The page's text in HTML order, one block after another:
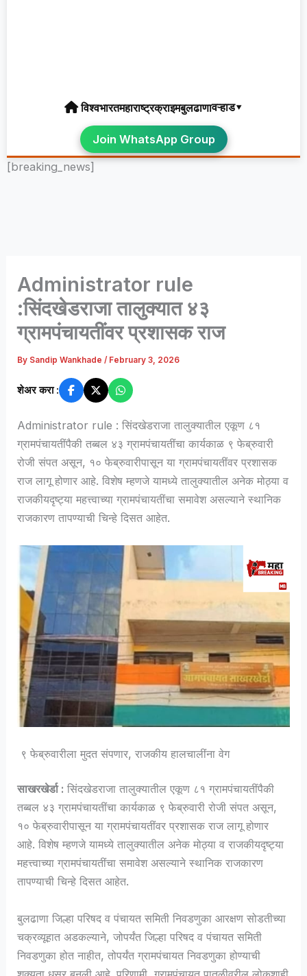
विश्वभारतमहाराष्ट्रक्राइमबुलढाणावऱ्हाड▾
Join WhatsApp Group
[breaking_news]
Administrator rule
:सिंदखेडराजा तालुक्यात ४३
ग्रामपंचायतींवर प्रशासक राज
By Sandip Wankhade/ February 3, 2026
शेअर करा :
Administrator rule : सिंदखेडराजा तालुक्यातील एकूण ८१
ग्रामपंचायतींपैकी तब्बल ४३ ग्रामपंचायतींचा कार्यकाळ ९ फेब्रुवारी
रोजी संपत असून, १० फेब्रुवारीपासून या ग्रामपंचायतींवर प्रशासक
राज लागू होणार आहे. विशेष म्हणजे यामध्ये तालुक्यातील अनेक मोठ्या व
राजकीयदृष्ट्या महत्त्वाच्या ग्रामपंचायतींचा समावेश असल्याने स्थानिक
राजकारण तापण्याची चिन्हे दिसत आहेत.
९ फेब्रुवारीला मुदत संपणार, राजकीय हालचालींना वेग
साखरखेर्डा : सिंदखेडराजा तालुक्यातील एकूण ८१ ग्रामपंचायतींपैकी
तब्बल ४३ ग्रामपंचायतींचा कार्यकाळ ९ फेब्रुवारी रोजी संपत असून,
१० फेब्रुवारीपासून या ग्रामपंचायतींवर प्रशासक राज लागू होणार
आहे. विशेष म्हणजे यामध्ये तालुक्यातील अनेक मोठ्या व राजकीयदृष्ट्या
महत्त्वाच्या ग्रामपंचायतींचा समावेश असल्याने स्थानिक राजकारण
तापण्याची चिन्हे दिसत आहेत.
बुलढाणा जिल्हा परिषद व पंचायत समिती निवडणुका आरक्षण सोडतीच्या
चक्रव्यूहात अडकल्याने, जोपर्यंत जिल्हा परिषद व पंचायत समिती
निवडणुका होत नाहीत, तोपर्यंत ग्रामपंचायत निवडणुका होण्याची